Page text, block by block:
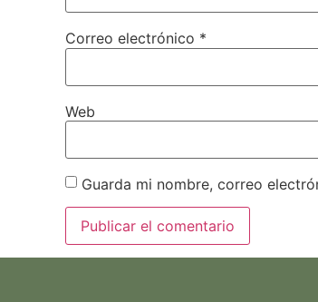
Correo electrónico *
Web
Guarda mi nombre, correo